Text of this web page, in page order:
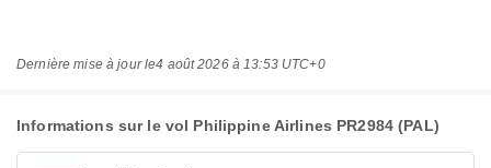
Dernière mise à jour le4 août 2026 à 13:53 UTC+0
Informations sur le vol Philippine Airlines PR2984 (PAL)